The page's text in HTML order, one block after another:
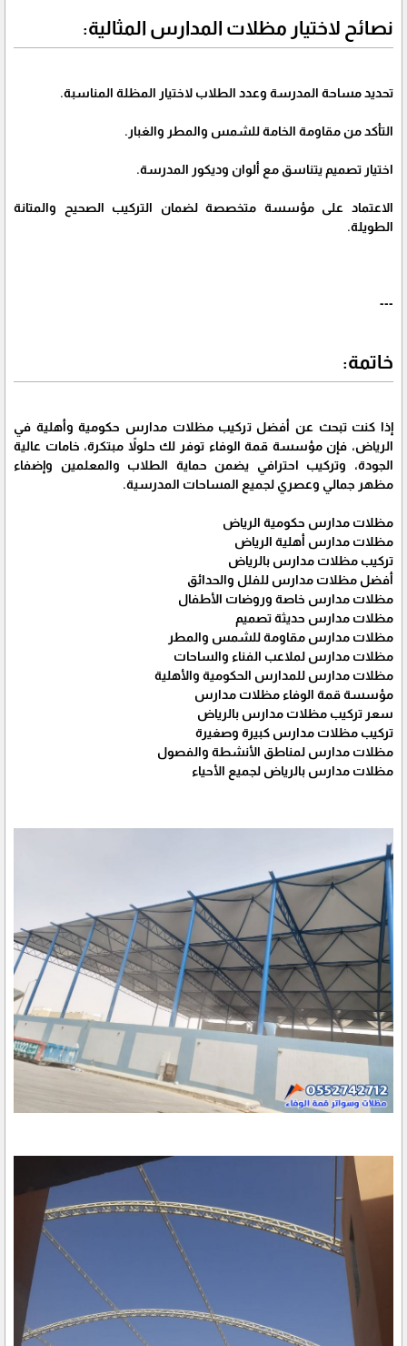
نصائح لاختيار مظلات المدارس المثالية:
تحديد مساحة المدرسة وعدد الطلاب لاختيار المظلة المناسبة.
التأكد من مقاومة الخامة للشمس والمطر والغبار.
اختيار تصميم يتناسق مع ألوان وديكور المدرسة.
الاعتماد على مؤسسة متخصصة لضمان التركيب الصحيح والمتانة
الطويلة.
---
خاتمة:
إذا كنت تبحث عن أفضل تركيب مظلات مدارس حكومية وأهلية في
الرياض، فإن مؤسسة قمة الوفاء توفر لك حلولاً مبتكرة، خامات عالية
الجودة، وتركيب احترافي يضمن حماية الطلاب والمعلمين وإضفاء
مظهر جمالي وعصري لجميع المساحات المدرسية.
مظلات مدارس حكومية الرياض
مظلات مدارس أهلية الرياض
تركيب مظلات مدارس بالرياض
أفضل مظلات مدارس للفلل والحدائق
مظلات مدارس خاصة وروضات الأطفال
مظلات مدارس حديثة تصميم
مظلات مدارس مقاومة للشمس والمطر
مظلات مدارس لملاعب الفناء والساحات
مظلات مدارس للمدارس الحكومية والأهلية
مؤسسة قمة الوفاء مظلات مدارس
سعر تركيب مظلات مدارس بالرياض
تركيب مظلات مدارس كبيرة وصغيرة
مظلات مدارس لمناطق الأنشطة والفصول
مظلات مدارس بالرياض لجميع الأحياء